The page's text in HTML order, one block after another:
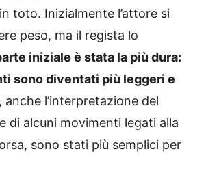
toto. Inizialmente l’attore si
peso, ma il regista lo
iniziale è stata la più dura:
sono diventati più leggeri e
anche l’interpretazione del
di alcuni movimenti legati alla
sono stati più semplici per